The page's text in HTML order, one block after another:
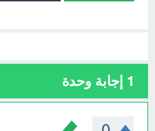
1 إجابة وحدة